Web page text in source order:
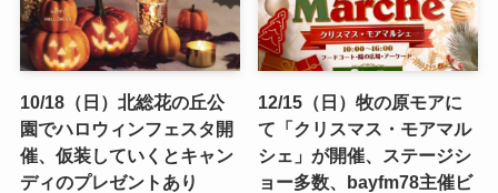
10/18（日）北総花の丘公
園でハロウィンフェスタ開
催、仮装していくとキャン
ディのプレゼントあり
12/15（日）牧の原モアに
て「クリスマス・モアマル
シェ」が開催、ステージシ
ョー多数、bayfm78主催ビ